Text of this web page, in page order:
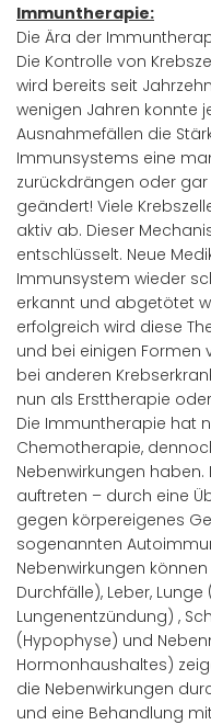
Immuntherapie:
Die Ära der
Die Kontrolle von
wird bereits seit
wenigen Jahren konnte
Ausnahmefällen die
Immunsystems eine
zurückdrängen oder
geändert! Viele
aktiv ab. Dieser
entschlüsselt. Neue
Immunsystem wieder
erkannt und abgetötet
erfolgreich wird diese
und bei einigen Formen
bei anderen
nun als Ersttherapie
Die Immuntherapie hat
Chemotherapie,
Nebenwirkungen
auftreten – durch eine
gegen körpereigenes
sogenannten
Nebenwirkungen
Durchfälle), Leber,
Lungenentzündung) ,
(Hypophyse) und
Hormonhaushaltes)
die Nebenwirkungen
und eine Behandlung